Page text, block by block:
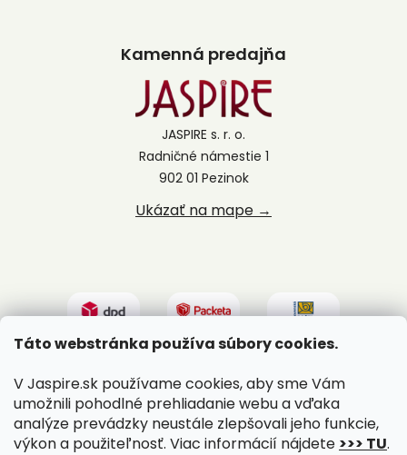
Táto webstránka používa súbory cookies.
V Jaspire.sk používame cookies, aby sme Vám
umožnili pohodlné prehliadanie webu a vďaka
analýze prevádzky neustále zlepšovali jeho funkcie,
výkon a použiteľnosť. Viac informácií nájdete >>> TU.
Kamenná predajňa
JASPIRE s. r. o.
Radničné námestie 1
902 01 Pezinok
Ukázať na mape →